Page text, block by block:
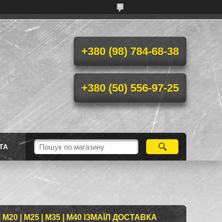
+380 (98) 784-68-38
+380 (50) 556-97-25
| М25 | М35 | М40 ІЗМАЇЛ ДОСТАВКА